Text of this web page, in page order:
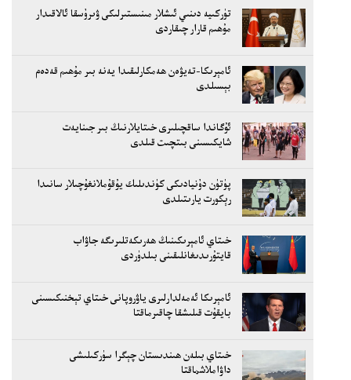
تۈركىيە دىنىي ئىشلار مىنىستىرلىكى ۋىرۇسقا ئالاقىدار
مۇھىم قارار چىقاردى
ئامېرىكا-تەيۋەن ھەمكارلىقىدا يەنە بىر مۇھىم قەدەم
بېسىلدى
ئۇگاندا ساقچىلىرى خىتايلارنىڭ بىر جىنايەت
شايكىسىنى بىتچىت قىلدى
پۈتۈن دۇنيادىكى كۈندىلىك يۇقۇملانغۇچىلار سانىدا
رېكورت يارىتىلدى
خىتاي ئامېرىكىنىڭ ھەرىكەتلىرىگە جاۋاب
قايتۇرىدىغانلىقىنى بىلدۈردى
ئامېرىكا ئەمەلدارلىرى ياۋروپانى خىتاي تېخنىكىسىنى
بايقۇت قىلىشقا چاقىرماقتا
خىتاي بىلەن ھىندىستان چېگرا سۈركىلىشى
داۋاملاشماقتا